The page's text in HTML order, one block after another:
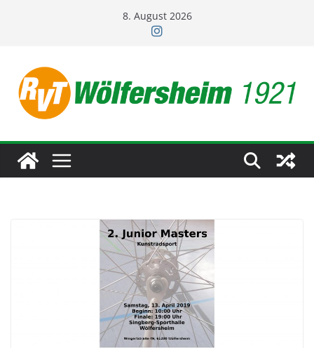
8. August 2026